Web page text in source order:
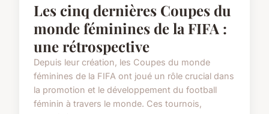
Les cinq dernières Coupes du
monde féminines de la FIFA :
une rétrospective
Depuis leur création, les Coupes du monde
féminines de la FIFA ont joué un rôle crucial dans
la promotion et le développement du football
féminin à travers le monde. Ces tournois,